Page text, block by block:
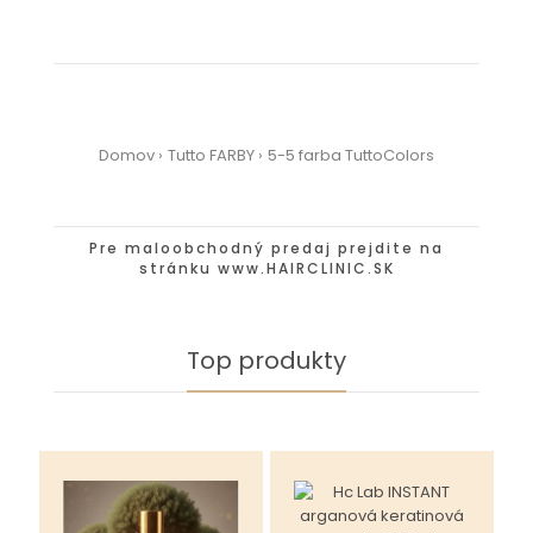
Domov Tutto FARBY 5-5 farba TuttoColors
Pre maloobchodný predaj prejdite na
stránku www.HAIRCLINIC.SK
Top produkty